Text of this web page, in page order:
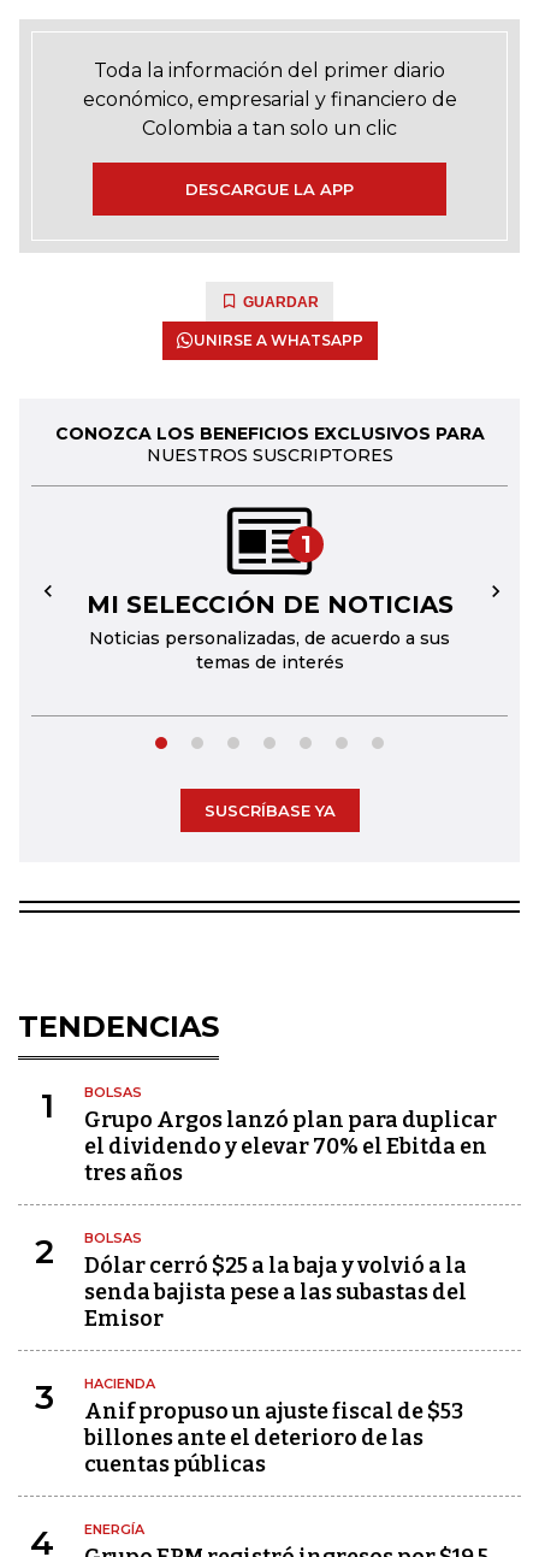
Toda la información del primer diario
económico, empresarial y financiero de
Colombia a tan solo un clic
DESCARGUE LA APP
GUARDAR
UNIRSE A WHATSAPP
CONOZCA LOS BENEFICIOS EXCLUSIVOS PARA
NUESTROS SUSCRIPTORES
1
MI SELECCIÓN DE NOTICIAS
Noticias personalizadas, de acuerdo a sus
temas de interés
← →
SUSCRÍBASE YA
TENDENCIAS
1 BOLSAS
Grupo Argos lanzó plan para duplicar
el dividendo y elevar 70% el Ebitda en
tres años
2 BOLSAS
Dólar cerró $25 a la baja y volvió a la
senda bajista pese a las subastas del
Emisor
3 HACIENDA
Anif propuso un ajuste fiscal de $53
billones ante el deterioro de las
cuentas públicas
4 ENERGÍA